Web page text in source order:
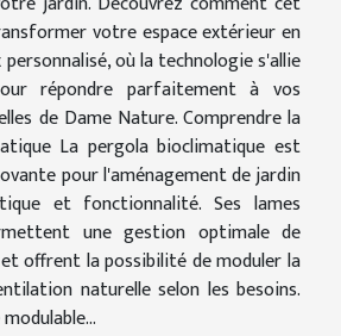
votre espace extérieur en
où la technologie s'allie
répondre parfaitement à vos
de Dame Nature. Comprendre la
La pergola bioclimatique est
pour l'aménagement de jardin
et fonctionnalité. Ses lames
une gestion optimale de
offrent la possibilité de moduler la
naturelle selon les besoins.